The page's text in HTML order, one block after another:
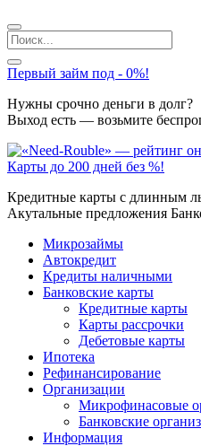
Первый займ под - 0%!
Нужны срочно деньги в долг?
Выход есть — возьмите
Карты до 200 дней без %!
Кредитные карты с длинным
Акутальные предложения
Микрозаймы
Автокредит
Кредиты наличными
Банковские карты
Кредитные карты
Карты рассрочки
Дебетовые карты
Ипотека
Рефинансирование
Организации
Микрофинасовые
Банковские
Информация